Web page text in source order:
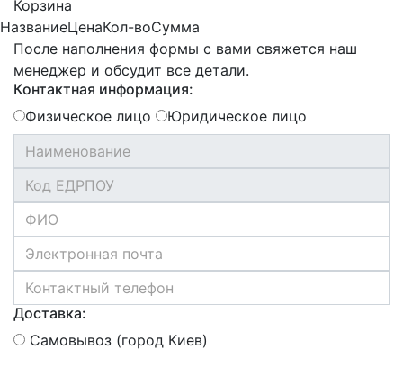
Корзина
НазваниеЦенаКол-воСумма
После наполнения формы с вами свяжется наш
менеджер и обсудит все детали.
Контактная информация:
Физическое лицо
Юридическое лицо
Доставка:
Самовывоз (город Киев)